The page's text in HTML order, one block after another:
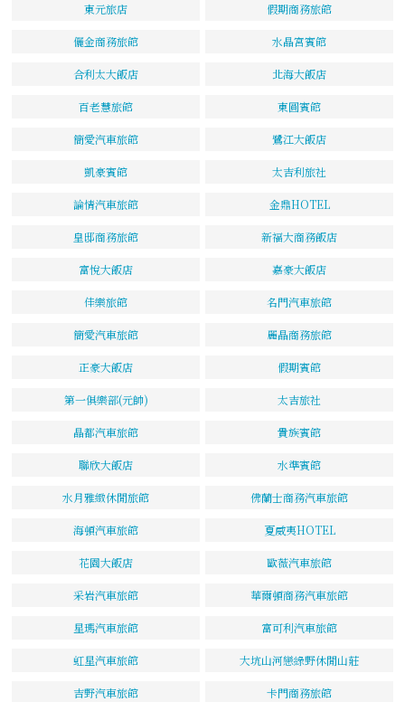
東元旅店 假期商務旅館
儷金商務旅館 水晶宮賓館
合利太大飯店 北海大飯店
百老慧旅館 東圓賓館
簡愛汽車旅館 鷺江大飯店
凱豪賓館 太吉利旅社
論情汽車旅館 金鼎HOTEL
皇邸商務旅館 新福大商務飯店
富悅大飯店 嘉豪大飯店
佳樂旅館 名門汽車旅館
簡愛汽車旅館 麗晶商務旅館
正豪大飯店 假期賓館
第一俱樂部(元帥) 太吉旅社
晶都汽車旅館 貴族賓館
聯欣大飯店 水準賓館
水月雅緻休閒旅館 佛蘭士商務汽車旅館
海頓汽車旅館 夏威夷HOTEL
花園大飯店 歐薇汽車旅館
采岩汽車旅館 華爾頓商務汽車旅館
星瑪汽車旅館 富可利汽車旅館
虹星汽車旅館 大坑山河戀綠野休閒山莊
吉野汽車旅館 卡門商務旅館